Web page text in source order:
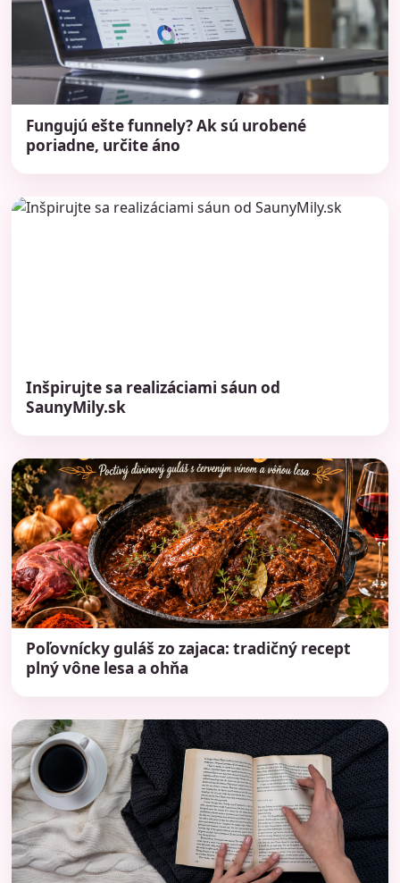
Fungujú ešte funnely? Ak sú urobené
poriadne, určite áno
Inšpirujte sa realizáciami sáun od
SaunyMily.sk
Poľovnícky guláš zo zajaca: tradičný recept
plný vône lesa a ohňa